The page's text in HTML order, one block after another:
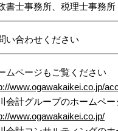
書士事務所、税理士事務所
い合わせください
ムページもご覧ください
www.ogawakaikei.co.jp/
会計グループのホームペ
www.ogawakaikei.co.jp/